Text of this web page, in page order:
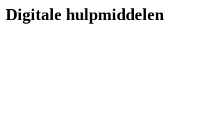
Digitale hulpmiddelen